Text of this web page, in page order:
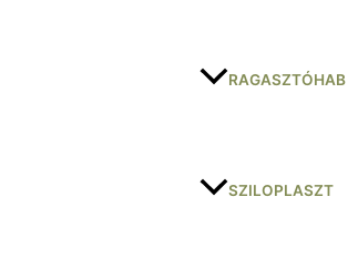
RAGASZTÓHAB
SZILOPLASZT